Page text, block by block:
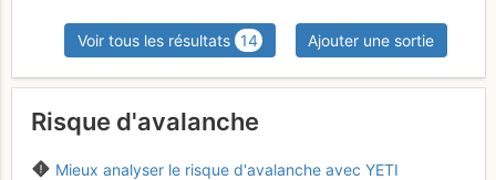
Voir tous les résultats 14 Ajouter une sortie
Risque d'avalanche
Mieux analyser le risque d'avalanche avec YETI